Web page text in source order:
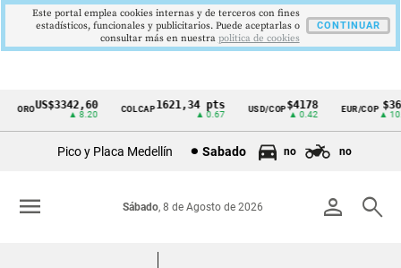
Cintillo
Colombia
OROUS$3342,60
▲ 8.20
COLCAP1621,34 pts
▲ 0.67
USD/COP$4178
▲ 0.42
EUR/COP $3648
▲ 10.00
Pico y Placa Medellín Sabado no no
person search
Sábado, 8 de Agosto de 2026
menu
Este portal emplea cookies internas y de terceros con fines
estadísticos, funcionales y publicitarios. Puede aceptarlas o
consultar más en nuestra politica de cookies
CONTINUAR